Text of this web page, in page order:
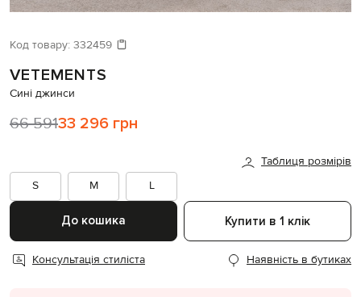
Давайте підберемо щось ще
Код товару: 332459
VETEMENTS
Сині джинси
66 59133 296 грн
Таблиця розмірів
S
M L
До кошика Купити в 1 клік
Консультація стиліста Наявність в бутиках